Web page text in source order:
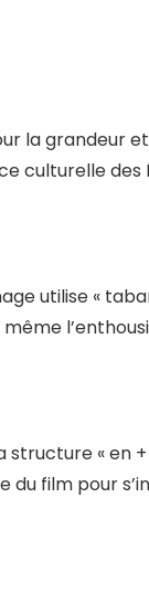
la grandeur
culturelle
utilise «
« en
du film pour